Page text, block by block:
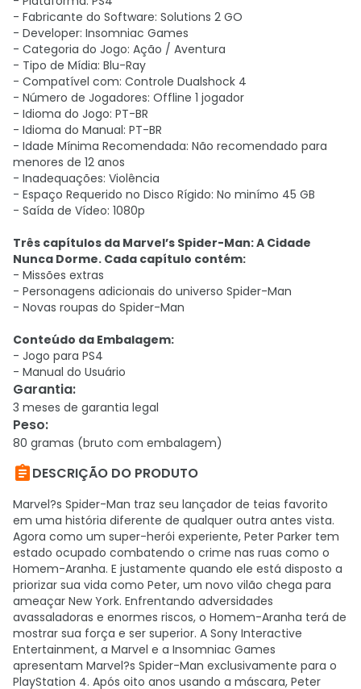
- Fabricante do Software: Solutions 2 GO
- Developer: Insomniac Games
- Categoria do Jogo: Ação / Aventura
- Tipo de Mídia: Blu-Ray
- Compatível com: Controle Dualshock 4
- Número de Jogadores: Offline 1 jogador
- Idioma do Jogo: PT-BR
- Idioma do Manual: PT-BR
- Idade Mínima Recomendada: Não recomendado para
menores de 12 anos
- Inadequações: Violência
- Espaço Requerido no Disco Rígido: No minímo 45 GB
- Saída de Vídeo: 1080p
Três capítulos da Marvel’s Spider-Man: A Cidade
Nunca Dorme. Cada capítulo contém:
- Missões extras
- Personagens adicionais do universo Spider-Man
- Novas roupas do Spider-Man
Conteúdo da Embalagem:
- Jogo para PS4
- Manual do Usuário
Garantia:
3 meses de garantia legal
Peso:
80 gramas (bruto com embalagem)
DESCRIÇÃO DO PRODUTO
Marvel?s Spider-Man traz seu lançador de teias favorito
em uma história diferente de qualquer outra antes vista.
Agora como um super-herói experiente, Peter Parker tem
estado ocupado combatendo o crime nas ruas como o
Homem-Aranha. E justamente quando ele está disposto a
priorizar sua vida como Peter, um novo vilão chega para
ameaçar New York. Enfrentando adversidades
avassaladoras e enormes riscos, o Homem-Aranha terá de
mostrar sua força e ser superior. A Sony Interactive
Entertainment, a Marvel e a Insomniac Games
apresentam Marvel?s Spider-Man exclusivamente para o
PlayStation 4. Após oito anos usando a máscara, Peter